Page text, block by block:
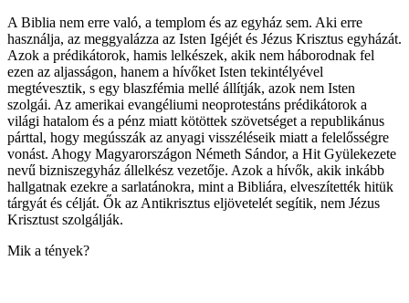
A Biblia nem erre való, a templom és az egyház sem. Aki erre
használja, az meggyalázza az Isten Igéjét és Jézus Krisztus egyházát.
Azok a prédikátorok, hamis lelkészek, akik nem háborodnak fel
ezen az aljasságon, hanem a hívőket Isten tekintélyével
megtévesztik, s egy blaszfémia mellé állítják, azok nem Isten
szolgái. Az amerikai evangéliumi neoprotestáns prédikátorok a
világi hatalom és a pénz miatt kötöttek szövetséget a republikánus
párttal, hogy megússzák az anyagi visszéléseik miatt a felelősségre
vonást. Ahogy Magyarországon Németh Sándor, a Hit Gyülekezete
nevű bizniszegyház állelkész vezetője. Azok a hívők, akik inkább
hallgatnak ezekre a sarlatánokra, mint a Bibliára, elveszítették hitük
tárgyát és célját. Ők az Antikrisztus eljövetelét segítik, nem Jézus
Krisztust szolgálják.
Mik a tények?